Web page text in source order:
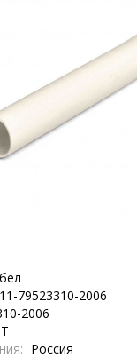
79523310-2006
2006
Россия